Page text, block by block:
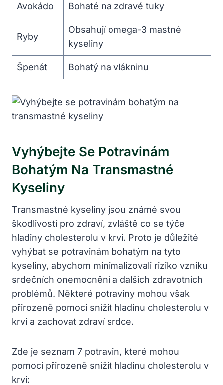
Avokádo Bohaté na zdravé tuky
Ryby
Obsahují omega-3 mastné
kyseliny
Špenát Bohatý na vlákninu
Vyhýbejte Se Potravinám
Bohatým Na Transmastné
Kyseliny
Transmastné kyseliny jsou známé svou
škodlivostí pro zdraví, zvláště co se týče
hladiny cholesterolu v krvi. Proto je důležité
vyhýbat se potravinám bohatým na tyto
kyseliny, abychom minimalizovali riziko vzniku
srdečních onemocnění a dalších zdravotních
problémů. Některé potraviny mohou však
přirozeně pomoci snížit hladinu cholesterolu v
krvi a zachovat zdraví srdce.
Zde je seznam 7 potravin, které mohou
pomoci přirozeně snížit hladinu cholesterolu v
krvi: